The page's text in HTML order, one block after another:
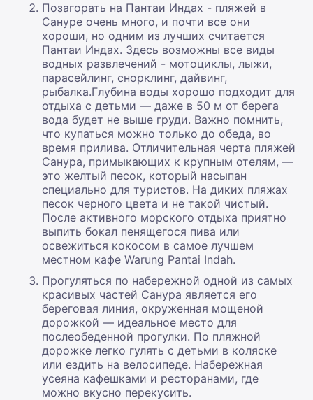
Позагорать на Пантаи Индах - пляжей в
Сануре очень много, и почти все они
хороши, но одним из лучших считается
Пантаи Индах. Здесь возможны все виды
водных развлечений - мотоциклы, лыжи,
парасейлинг, снорклинг, дайвинг,
рыбалка.Глубина воды хорошо подходит для
отдыха с детьми — даже в 50 м от берега
вода будет не выше груди. Важно помнить,
что купаться можно только до обеда, во
время прилива. Отличительная черта пляжей
Санура, примыкающих к крупным отелям, —
это желтый песок, который насыпан
специально для туристов. На диких пляжах
песок черного цвета и не такой чистый.
После активного морского отдыха приятно
выпить бокал пенящегося пива или
освежиться кокосом в самое лучшем
местном кафе Warung Pantai Indah.
Прогуляться по набережной одной из самых
красивых частей Санура является его
береговая линия, окруженная мощеной
дорожкой — идеальное место для
послеобеденной прогулки. По пляжной
дорожке легко гулять с детьми в коляске
или ездить на велосипеде. Набережная
усеяна кафешками и ресторанами, где
можно вкусно перекусить.